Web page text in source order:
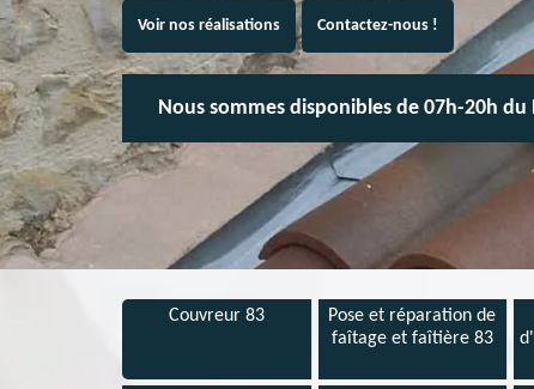
Voir nos réalisations Contactez-nous !
Nous sommes disponibles de 07h-20h
Couvreur 83
Pose et réparation de
faîtage et faîtière 83